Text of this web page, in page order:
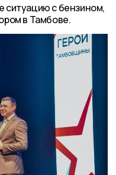
ситуацию с бензином,
в Тамбове.